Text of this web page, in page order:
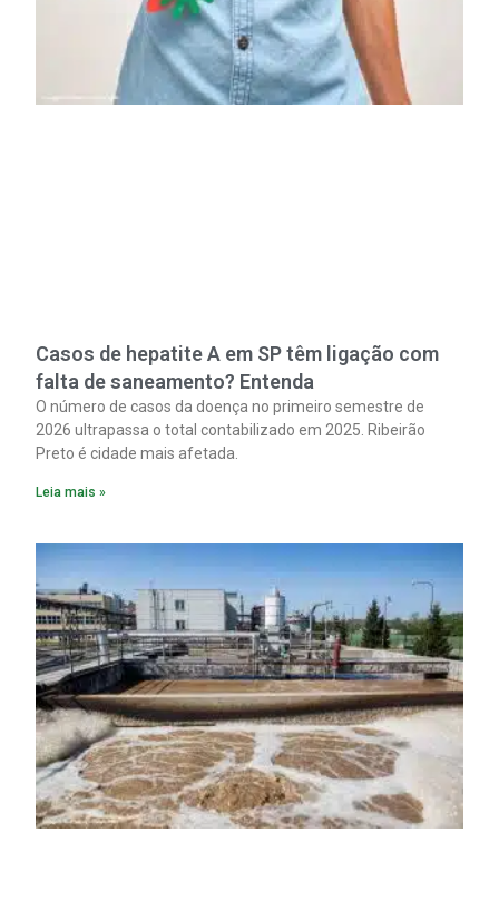
Casos de hepatite A em SP têm ligação com
falta de saneamento? Entenda
O número de casos da doença no primeiro semestre de
2026 ultrapassa o total contabilizado em 2025. Ribeirão
Preto é cidade mais afetada.
Leia mais »